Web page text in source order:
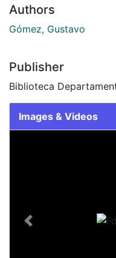
Authors
Gómez, Gustavo
Publisher
Biblioteca
Images & Videos
Previous